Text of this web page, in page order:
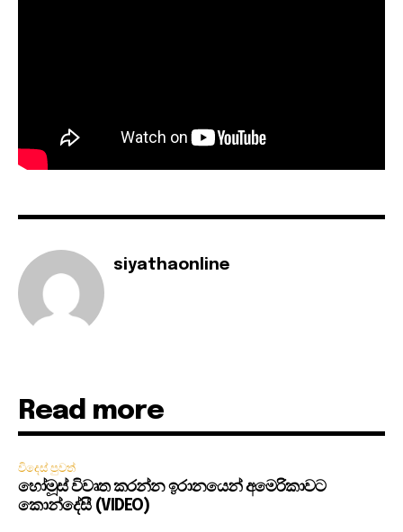
siyathaonline
Read more
විදෙස් පුවත්
හෝමූස් විවෘත කරන්න ඉරානයෙන් අමෙරිකාවට
කොන්දේසී (VIDEO)